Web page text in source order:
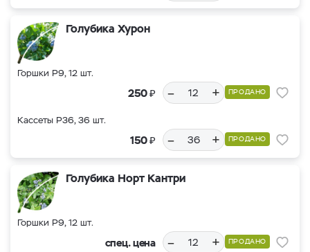
Голубика Хурон
Горшки Р9, 12 шт.
250₽ – + ПРОДАНО
Кассеты Р36, 36 шт.
150₽ – + ПРОДАНО
Голубика Норт Кантри
Горшки Р9, 12 шт.
спец. цена – + ПРОДАНО